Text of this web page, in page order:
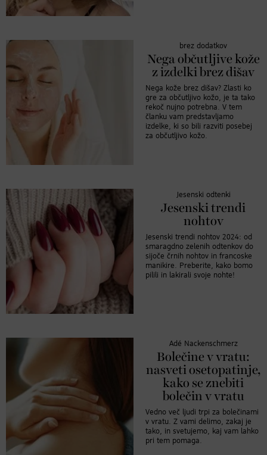
brez dodatkov
Nega občutljive kože
z izdelki brez dišav
Nega kože brez dišav? Zlasti ko
gre za občutljivo kožo, je ta tako
rekoč nujno potrebna. V tem
članku vam predstavljamo
izdelke, ki so bili razviti posebej
za občutljivo kožo.
Jesenski odtenki
Jesenski trendi
nohtov
Jesenski trendi nohtov 2024: od
smaragdno zelenih odtenkov do
sijoče črnih nohtov in francoske
manikire. Preberite, kako bomo
pilili in lakirali svoje nohte!
Adé Nackenschmerz
Bolečine v vratu:
nasveti osetopatinje,
kako se znebiti
bolečin v vratu
Vedno več ljudi trpi za bolečinami
v vratu. Z vami delimo, zakaj je
tako, in svetujemo, kaj vam lahko
pri tem pomaga.